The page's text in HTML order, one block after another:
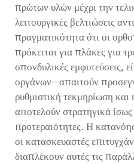
πρώτων υλών μέχρι την
λειτουργικές βελτιώσεις
πραγματικότητα ότι οι
πρόκειται για πλάκες για
σπονδυλικές εμφυτεύσεις,
οργάνων—απαιτούν
ρυθμιστική τεκμηρίωση και
αποτελούν στρατηγικά
προτεραιότητες. Η
οι κατασκευαστές
διαπλέκουν αυτές τις